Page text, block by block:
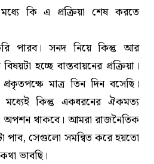
কি এ প্রক্রিয়া শেষ করতে
পারব। সনদ নিয়ে কিন্তু আর
হচ্ছে বাস্তবায়নের প্রক্রিয়া।
মাত্র তিন দিন বসেছি।
কিন্তু একধরনের ঐকমত্য
থাকবে। আমরা রাজনৈতিক
পাব, সেগুলো সমন্বিত করে হয়তো
ভাবছি।